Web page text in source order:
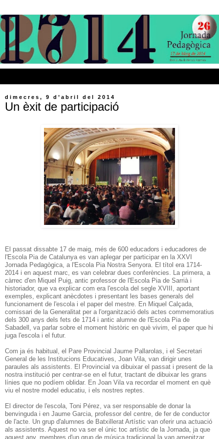
dimecres, 9 d’abril del 2014
Un èxit de participació
El passat dissabte 17 de maig, més de 600 educadors i educadores de
l'Escola Pia de Catalunya es van aplegar per participar en la XXVI
Jornada Pedagògica, a l'Escola Pia Nostra Senyora. El títol era 1714-
2014 i en aquest marc, es van celebrar dues conferències. La primera, a
càrrec d'en Miquel Puig, antic professor de l'Escola Pia de Sarrià i
historiador, que va explicar com era l'escola del segle XVIII, aportant
exemples, explicant anècdotes i presentant les bases generals del
funcionament de l'escola i el paper del mestre. En Miquel Calçada,
comissari de la Generalitat per a l'organització dels actes commemoratius
dels 300 anys dels fets de 1714 i antic alumne de l'Escola Pia de
Sabadell, va parlar sobre el moment històric en què vivim, el paper que hi
juga l'escola i el futur.
Com ja és habitual, el Pare Provincial Jaume Pallarolas, i el Secretari
General de les Institucions Educatives, Joan Vila, van dirigir unes
paraules als assistents. El Provincial va dibuixar el passat i present de la
nostra institució per centrar-se en el futur, tractant de dibuixar les grans
línies que no podíem oblidar. En Joan Vila va recordar el moment en què
viu el nostre model educatiu, i els nostres reptes.
El director de l'escola, Toni Pérez, va ser responsable de donar la
benvinguda i en Jaume Garcia, professor del centre, de fer de conductor
de l'acte. Un grup d'alumnes de Batxillerat Artístic van oferir una actuació
als assistents. Aquest no va ser el únic toc artístic de la Jornada, ja que
aquest any, membres d'un grup de música tradicional la van amenitzar